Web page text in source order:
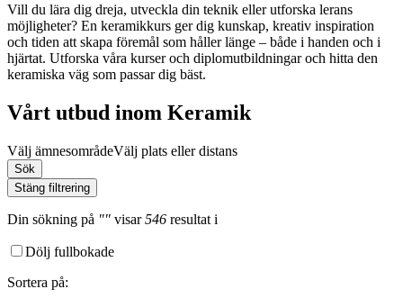
Vill du lära dig dreja, utveckla din teknik eller utforska lerans
möjligheter? En keramikkurs ger dig kunskap, kreativ inspiration
och tiden att skapa föremål som håller länge – både i handen och i
hjärtat. Utforska våra kurser och diplomutbildningar och hitta den
keramiska väg som passar dig bäst.
Vårt utbud inom Keramik
Välj ämnesområdeVälj plats eller distans
Sök
Stäng filtrering
Din sökning på "" visar546 resultat i
Dölj fullbokade
Sortera på: